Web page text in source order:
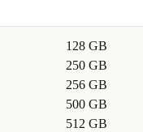
128 GB
250 GB
256 GB
500 GB
512 GB